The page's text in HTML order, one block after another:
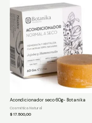
Acondicionador seco 60g- Botanika
Cosmética Natural
$17.500,00